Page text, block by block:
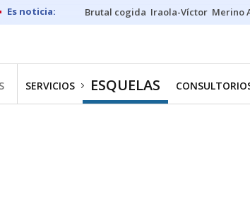
Brutal cogida Iraola-Víctor Merino
SERVICIOS ESQUELAS